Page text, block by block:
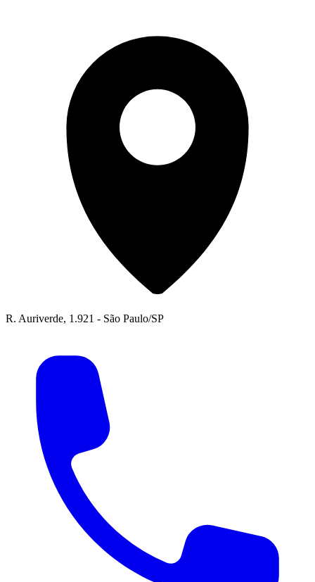
R. Auriverde, 1.921 - São Paulo/SP